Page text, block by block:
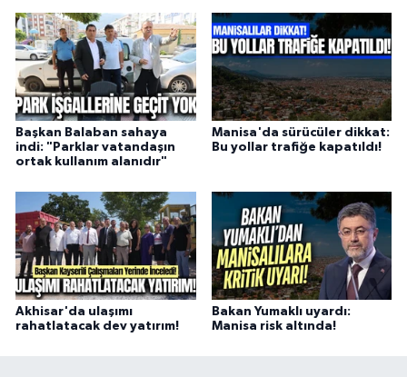
Başkan Balaban sahaya
indi: "Parklar vatandaşın
ortak kullanım alanıdır"
Manisa'da sürücüler dikkat:
Bu yollar trafiğe kapatıldı!
Akhisar'da ulaşımı
rahatlatacak dev yatırım!
Bakan Yumaklı uyardı:
Manisa risk altında!